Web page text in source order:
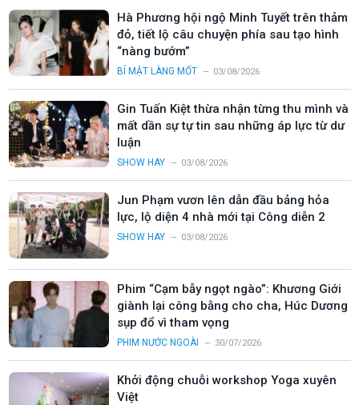
Hà Phương hội ngộ Minh Tuyết trên thảm
đỏ, tiết lộ câu chuyện phía sau tạo hình
“nàng bướm”
BÍ MẬT LÀNG MỐT 03/08/2026
Gin Tuấn Kiệt thừa nhận từng thu mình và
mất dần sự tự tin sau những áp lực từ dư
luận
SHOW HAY 03/08/2026
Jun Phạm vươn lên dẫn đầu bảng hỏa
lực, lộ diện 4 nhà mới tại Công diễn 2
SHOW HAY 03/08/2026
Phim “Cạm bẫy ngọt ngào”: Khương Giới
giành lại công bằng cho cha, Húc Dương
sụp đổ vì tham vọng
PHIM NƯỚC NGOÀI 30/07/2026
Khởi động chuỗi workshop Yoga xuyên
Việt